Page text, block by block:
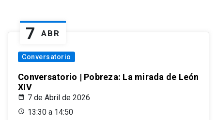
7 ABR
Conversatorio
Conversatorio | Pobreza: La mirada de León
XIV
7 de Abril de 2026
13:30 a 14:50